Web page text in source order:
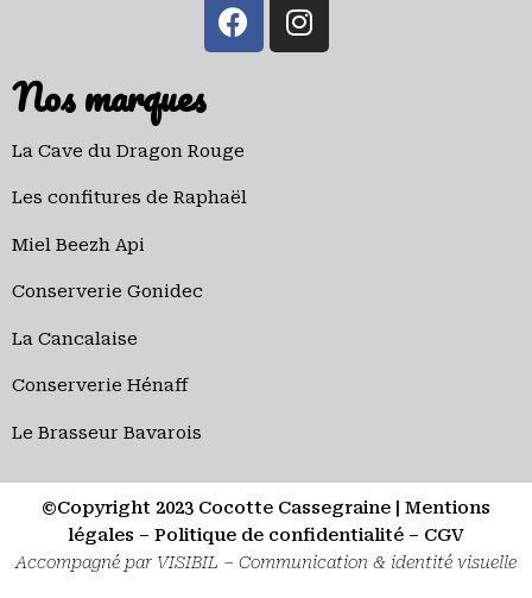
Nos marques
La Cave du Dragon Rouge
Les confitures de Raphaël
Miel Beezh Api
Conserverie Gonidec
La Cancalaise
Conserverie Hénaff
Le Brasseur Bavarois
©Copyright 2023 Cocotte Cassegraine | Mentions
légales – Politique de confidentialité – CGV
Accompagné par VISIBIL – Communication & identité visuelle